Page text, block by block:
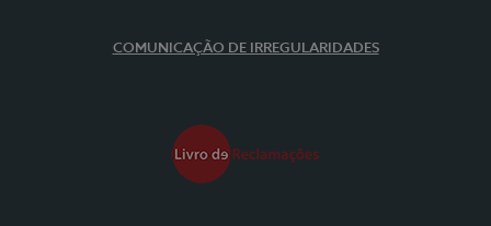
COMUNICAÇÃO DE IRREGULARIDADES